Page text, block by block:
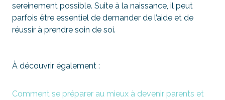
sereinement possible. Suite à la naissance, il peut
parfois être essentiel de demander de l’aide et de
réussir à prendre soin de soi.
À découvrir également :
Comment se préparer au mieux à devenir parents et